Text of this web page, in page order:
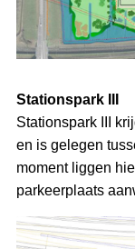
Stationspark III
Stationspark III
en is gelegen
moment liggen
parkeerplaats